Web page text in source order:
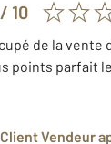
10
de la
points parfait
Client Vendeur